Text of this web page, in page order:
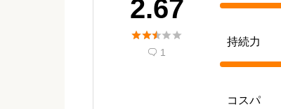
2.67

 1
持続力
コスパ